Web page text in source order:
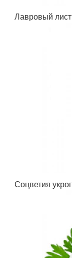
Лавровый
Соцветия